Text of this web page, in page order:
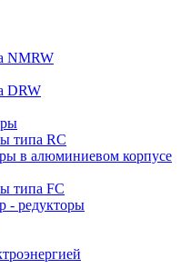
NMRW
DRW
типа RC
в алюминиевом корпусе
типа FC
- редукторы